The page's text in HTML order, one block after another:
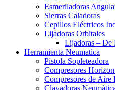
Esmeriladoras
Sierras Caladoras
Cepillos Eléctricos
Lijadoras Orbitales
Lijadoras – De
Herramienta Neumatica
Pistola Sopleteadora
Compresores
Compresores de Aire
Clavadoras